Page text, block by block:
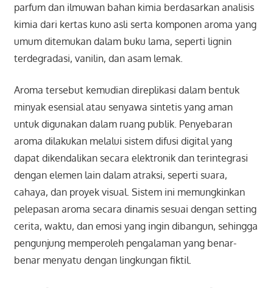
parfum dan ilmuwan bahan kimia berdasarkan analisis
kimia dari kertas kuno asli serta komponen aroma yang
umum ditemukan dalam buku lama, seperti lignin
terdegradasi, vanilin, dan asam lemak.
Aroma tersebut kemudian direplikasi dalam bentuk
minyak esensial atau senyawa sintetis yang aman
untuk digunakan dalam ruang publik. Penyebaran
aroma dilakukan melalui sistem difusi digital yang
dapat dikendalikan secara elektronik dan terintegrasi
dengan elemen lain dalam atraksi, seperti suara,
cahaya, dan proyek visual. Sistem ini memungkinkan
pelepasan aroma secara dinamis sesuai dengan setting
cerita, waktu, dan emosi yang ingin dibangun, sehingga
pengunjung memperoleh pengalaman yang benar-
benar menyatu dengan lingkungan fiktil.